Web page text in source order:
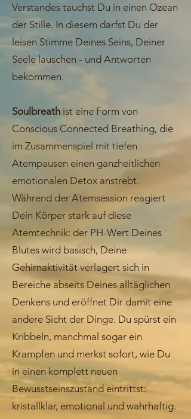
Verstandes tauchst Du in einen Ozean
der Stille. In diesem darfst Du der
leisen Stimme Deines Seins, Deiner
Seele lauschen - und Antworten
bekommen.
Soulbreath ist eine Form von
Conscious Connected Breathing, die
im Zusammenspiel mit tiefen
Atempausen einen ganzheitlichen
emotionalen Detox anstrebt.
Während der Atemsession reagiert
Dein Körper stark auf diese
Atemtechnik: der PH-Wert Deines
Blutes wird basisch, Deine
Gehirnaktivität verlagert sich in
Bereiche abseits Deines alltäglichen
Denkens und eröffnet Dir damit eine
andere Sicht der Dinge. Du spürst ein
Kribbeln, manchmal sogar ein
Krampfen und merkst sofort, wie Du
in einen komplett neuen
Bewusstseinszustand eintrittst:
kristallklar, emotional und wahrhaftig.